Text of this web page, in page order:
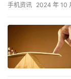
手机资讯 2024 年 10